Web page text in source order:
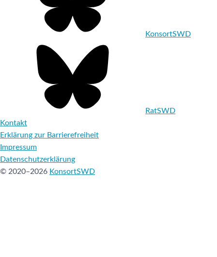
KonsortSWD
RatSWD
Kontakt
Erklärung zur Barrierefreiheit
Impressum
Datenschutzerklärung
© 2020–2026 KonsortSWD